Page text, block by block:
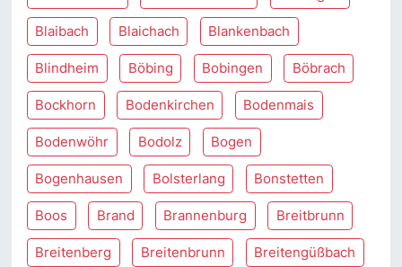
Blaibach Blaichach Blankenbach
Blindheim Böbing Bobingen Böbrach
Bockhorn Bodenkirchen Bodenmais
Bodenwöhr Bodolz Bogen
Bogenhausen Bolsterlang Bonstetten
Boos Brand Brannenburg Breitbrunn
Breitenberg Breitenbrunn Breitengüßbach